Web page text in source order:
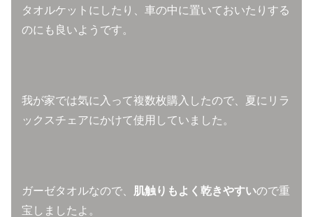
タオルケットにしたり、車の中に置いておいたりする
のにも良いようです。
我が家では気に入って複数枚購入したので、夏にリラ
ックスチェアにかけて使用していました。
ガーゼタオルなので、 肌触りもよく乾きやすいので重
宝しましたよ。